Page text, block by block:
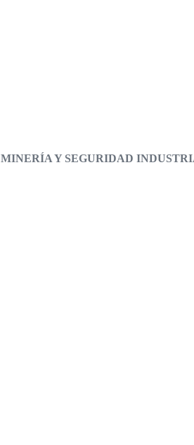
MINERÍA Y SEGURIDAD